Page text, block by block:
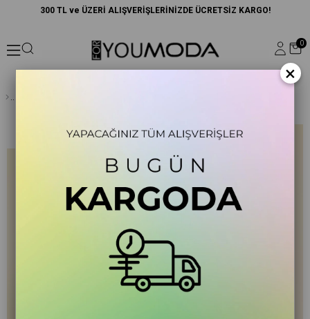
300 TL ve ÜZERİ ALIŞVERİŞLERİNİZDE ÜCRETSİZ KARGO!
0
×